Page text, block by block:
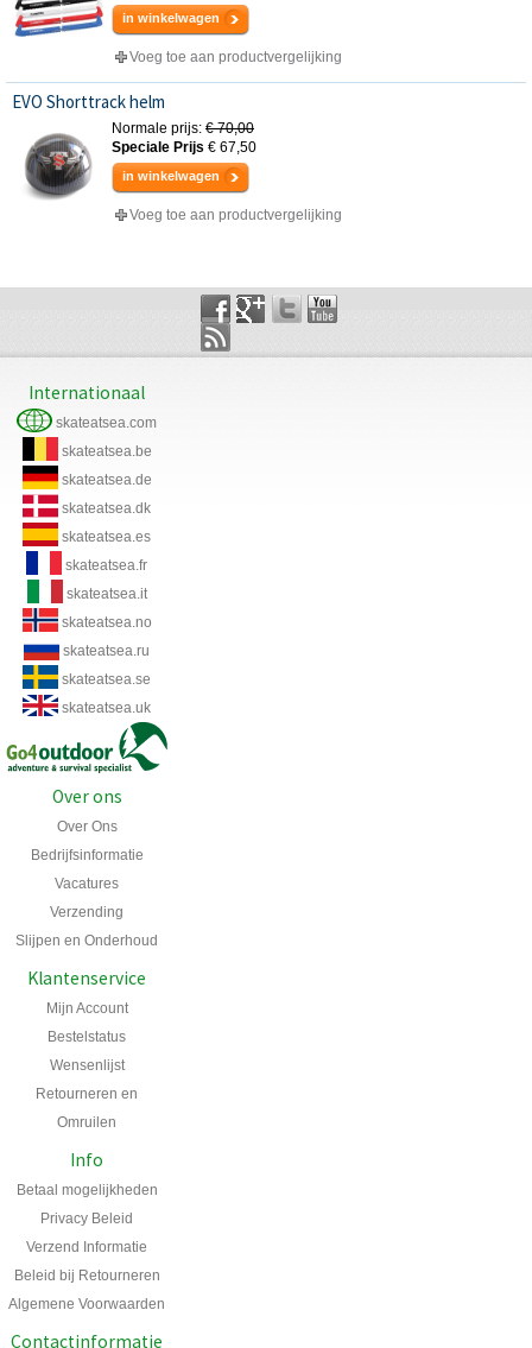
in winkelwagen
Voeg toe aan productvergelijking
EVO Shorttrack helm
Normale prijs: € 70,00
Speciale Prijs € 67,50
in winkelwagen
Voeg toe aan productvergelijking
Internationaal
skateatsea.com
skateatsea.be
skateatsea.de
skateatsea.dk
skateatsea.es
skateatsea.fr
skateatsea.it
skateatsea.no
skateatsea.ru
skateatsea.se
skateatsea.uk
Over ons
Over Ons
Bedrijfsinformatie
Vacatures
Verzending
Slijpen en Onderhoud
Klantenservice
Mijn Account
Bestelstatus
Wensenlijst
Retourneren en
Omruilen
Info
Betaal mogelijkheden
Privacy Beleid
Verzend Informatie
Beleid bij Retourneren
Algemene Voorwaarden
Contactinformatie